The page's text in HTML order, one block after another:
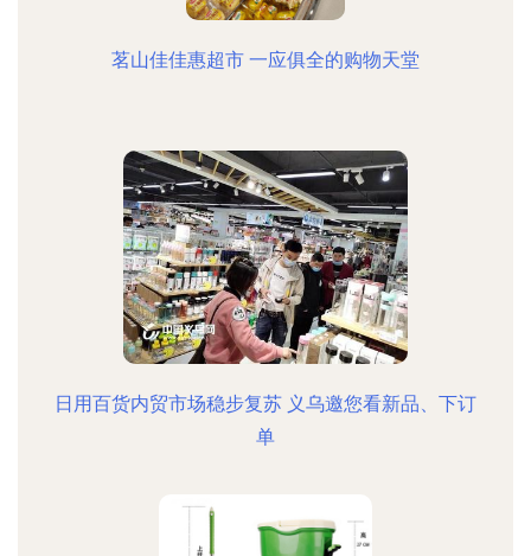
茗山佳佳惠超市 一应俱全的购物天堂
日用百货内贸市场稳步复苏 义乌邀您看新品、下订
单